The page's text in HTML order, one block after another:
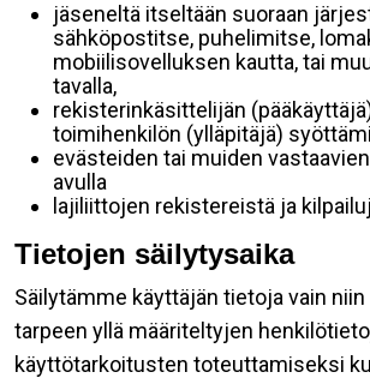
jäseneltä itseltään suoraan
sähköpostitse, puhelimitse,
mobiilisovelluksen kautta, tai
tavalla,
rekisterinkäsittelijän
toimihenkilön (ylläpitäjä)
evästeiden tai muiden
avulla
lajiliittojen rekistereistä ja
Tietojen säilytysaika
Säilytämme käyttäjän tietoja vain niin
tarpeen yllä määriteltyjen
käyttötarkoitusten toteuttamiseksi